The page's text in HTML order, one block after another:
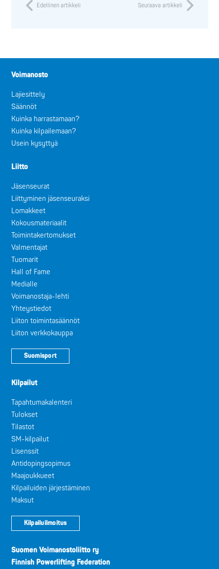
Edellinen artikkeli Seuraava artikkeli
Voimanosto
Lajiesittely
Säännöt
Kuinka harrastamaan?
Kuinka kilpailemaan?
Usein kysyttyä
Liitto
Jäsenseurat
Liittyminen jäsenseuraksi
Lomakkeet
Kokousmateriaalit
Toimintakertomukset
Valmentajat
Tuomarit
Hall of Fame
Medialle
Voimanostaja-lehti
Yhteystiedot
Liiton toimintasäännöt
Liiton verkkokauppa
Suomisport
Kilpailut
Tapahtumakalenteri
Tulokset
Tilastot
SM-kilpailut
Lisenssit
Antidopingsopimus
Maajoukkueet
Kilpailuiden järjestäminen
Maksut
Kilpailuilmoitus
Suomen Voimanostoliitto ry
Finnish Powerlifting Federation